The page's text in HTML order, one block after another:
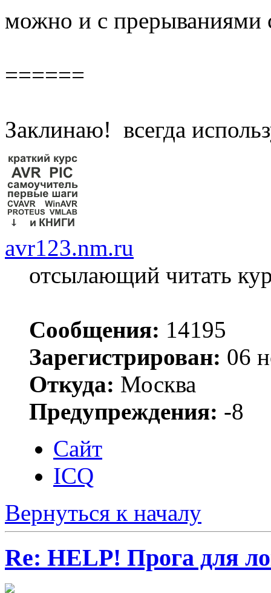
можно и с прерываниями
======
Заклинаю! всегда
avr123.nm.ru
отсылающий читать
Сообщения: 14195
Зарегистрирован: 06
Откуда: Москва
Предупреждения: -8
Сайт
ICQ
Вернуться к началу
Re: HELP! Прога для